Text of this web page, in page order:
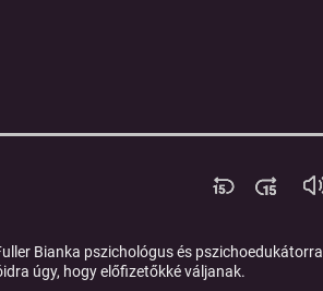
Bianka pszichológus és pszichoedukátorral
úgy, hogy előfizetőkké váljanak.